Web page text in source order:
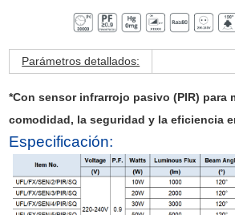
Parámetros detallados:
*Con sensor infrarrojo pasivo (PIR) para
comodidad, la seguridad y la eficiencia
Especificación: